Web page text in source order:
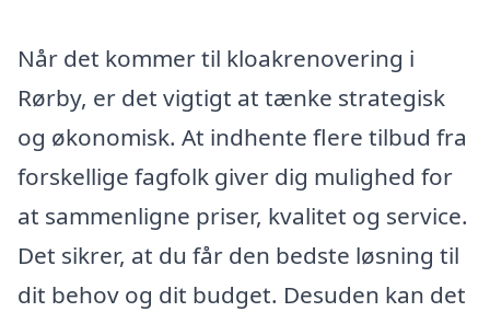
Når det kommer til kloakrenovering i
Rørby, er det vigtigt at tænke strategisk
og økonomisk. At indhente flere tilbud fra
forskellige fagfolk giver dig mulighed for
at sammenligne priser, kvalitet og service.
Det sikrer, at du får den bedste løsning til
dit behov og dit budget. Desuden kan det